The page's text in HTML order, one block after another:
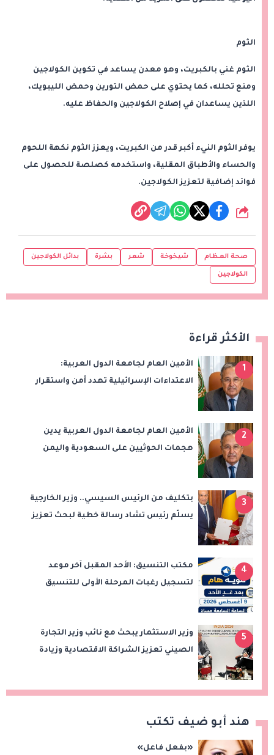
الثوم
الثوم غني بالكبريت، وهو معدن يساعد في تكوين الكولاجين
ومنع تحلله، كما يحتوي على حمض التورين وحمض الليبويك،
اللذين يساعدان في إصلاح الكولاجين والحفاظ عليه.
يوفر الثوم النيء أكبر قدر من الكبريت، ويعزز الثوم نكهة اللحوم
والحساء والأطباق المقلية، واستخدمه كصلصة للحصول على
فوائد إضافية لتعزيز الكولاجين.
شارك
صحة العظام شيخوخة شعر بشرة بدائل الكولاجين
الكولاجين
الأكثر قراءة
1
الأمين العام لجامعة الدول العربية:
الاعتداءات الإسرائيلية تهدد أمن واستقرار
2
الأمين العام لجامعة الدول العربية يدين
هجمات الحوثيين على السعودية واليمن
3
بتكليف من الرئيس السيسي.. وزير الخارجية
يسلّم رئيس تشاد رسالة خطية لبحث تعزيز
4
مكتب التنسيق: الأحد المقبل آخر موعد
لتسجيل رغبات المرحلة الأولى للتنسيق
5
وزير الاستثمار يبحث مع نائب وزير التجارة
الصيني تعزيز الشراكة الاقتصادية وزيادة
هند أبو ضيف تكتب
«بفعل فاعل»